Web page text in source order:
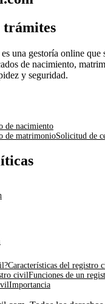
trámites
es una gestoría online que
de nacimiento,
y seguridad.
de nacimiento
de matrimonioSolicitud de
Características del registro
civilFunciones de un
Importancia